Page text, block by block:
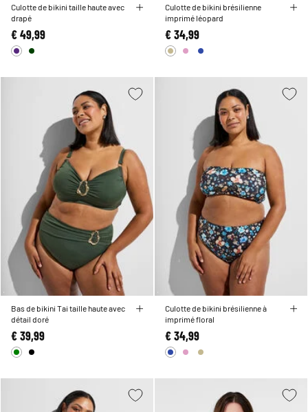
Culotte de bikini taille haute avec
drapé
€ 49,99
Culotte de bikini brésilienne
imprimé léopard
€ 34,99
Bas de bikini Tai taille haute avec
détail doré
€ 39,99
Culotte de bikini brésilienne à
imprimé floral
€ 34,99